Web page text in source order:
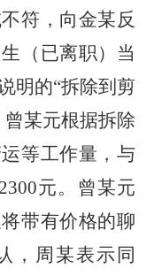
符，向金某反
（已离职）当
明的“拆除到剪
某元根据拆除
等工作量，与
元。曾某元
带有价格的聊
，周某表示同